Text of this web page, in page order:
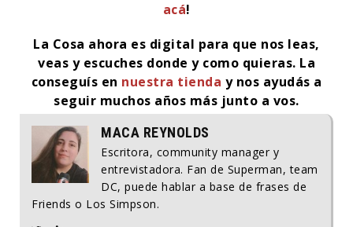
acá!
La Cosa ahora es digital para que nos leas,
veas y escuches donde y como quieras. La
conseguís en nuestra tienda y nos ayudás a
seguir muchos años más junto a vos.
MACA REYNOLDS
Escritora, community manager y
entrevistadora. Fan de Superman, team
DC, puede hablar a base de frases de
Friends o Los Simpson.